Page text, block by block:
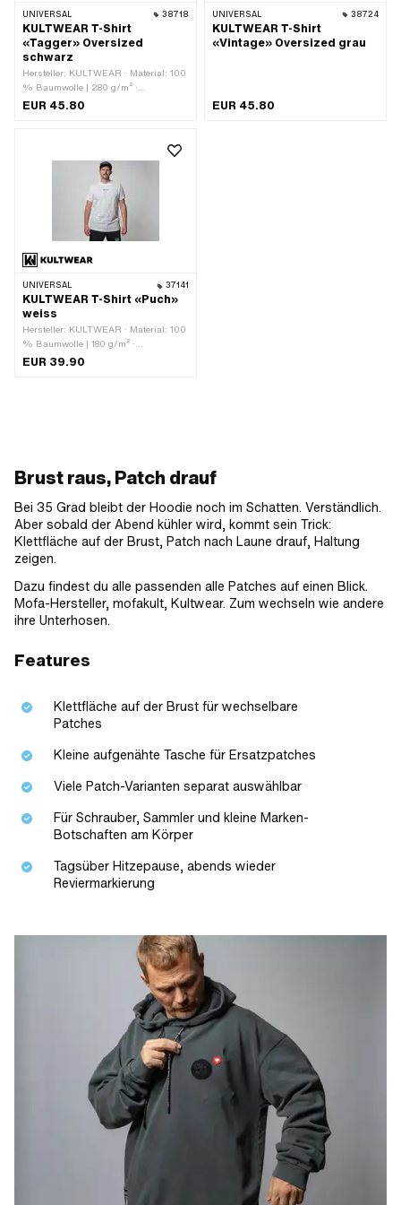
UNIVERSAL 38718
KULTWEAR T-Shirt
«Tagger» Oversized
schwarz
Hersteller: KULTWEAR · Material: 100
% Baumwolle | 280 g/m² ·
Kragenform: Rundhals · Farbe:
Grösse: S · Grösse: XL · Grösse: XS
EUR 45.80
UNIVERSAL 38724
KULTWEAR T-Shirt
«Vintage» Oversized grau
EUR 45.80
UNIVERSAL 37141
KULTWEAR T-Shirt «Puch»
weiss
Hersteller: KULTWEAR · Material: 100
% Baumwolle | 180 g/m² ·
Kragenform: Rundhals · Passform:
EUR 39.90
Brust raus, Patch drauf
Bei 35 Grad bleibt der Hoodie noch im Schatten. Verständlich.
Aber sobald der Abend kühler wird, kommt sein Trick:
Klettfläche auf der Brust, Patch nach Laune drauf, Haltung
zeigen.
Dazu findest du alle passenden alle Patches auf einen Blick.
Mofa-Hersteller, mofakult, Kultwear. Zum wechseln wie andere
ihre Unterhosen.
Features
Klettfläche auf der Brust für wechselbare
Patches
Kleine aufgenähte Tasche für Ersatzpatches
Viele Patch-Varianten separat auswählbar
Für Schrauber, Sammler und kleine Marken-
Botschaften am Körper
Tagsüber Hitzepause, abends wieder
Reviermarkierung